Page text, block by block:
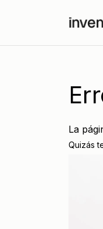
La
Quizás